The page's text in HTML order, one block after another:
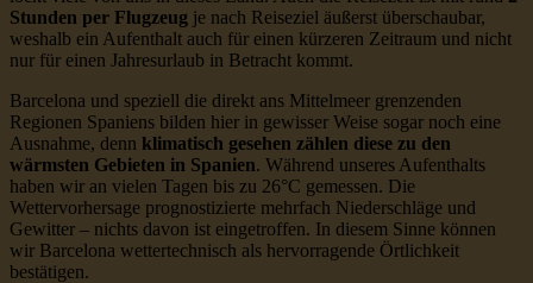
Stunden per Flugzeug je nach Reiseziel äußerst überschaubar,
weshalb ein Aufenthalt auch für einen kürzeren Zeitraum und nicht
nur für einen Jahresurlaub in Betracht kommt.
Barcelona und speziell die direkt ans Mittelmeer grenzenden
Regionen Spaniens bilden hier in gewisser Weise sogar noch eine
Ausnahme, denn klimatisch gesehen zählen diese zu den
wärmsten Gebieten in Spanien. Während unseres Aufenthalts
haben wir an vielen Tagen bis zu 26°C gemessen. Die
Wettervorhersage prognostizierte mehrfach Niederschläge und
Gewitter – nichts davon ist eingetroffen. In diesem Sinne können
wir Barcelona wettertechnisch als hervorragende Örtlichkeit
bestätigen.